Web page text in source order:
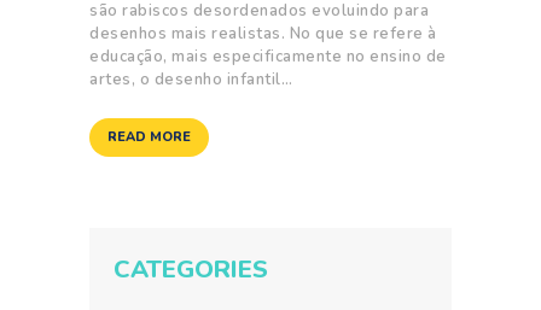
são rabiscos desordenados evoluindo para
desenhos mais realistas. No que se refere à
educação, mais especificamente no ensino de
artes, o desenho infantil…
READ MORE
CATEGORIES